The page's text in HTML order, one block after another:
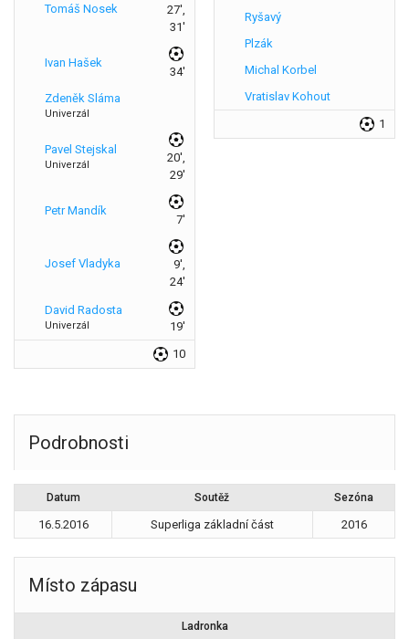
Tomáš Nosek
27',
31'
Ivan Hašek
34'
Zdeněk Sláma
Univerzál
Pavel Stejskal
Univerzál
20',
29'
Petr Mandík
7'
Josef Vladyka
9',
24'
David Radosta
Univerzál
19'
10
Ryšavý
Plzák
Michal Korbel
Vratislav Kohout
1
Podrobnosti
Datum Soutěž Sezóna
16.5.2016 Superliga základní část 2016
Místo zápasu
Ladronka